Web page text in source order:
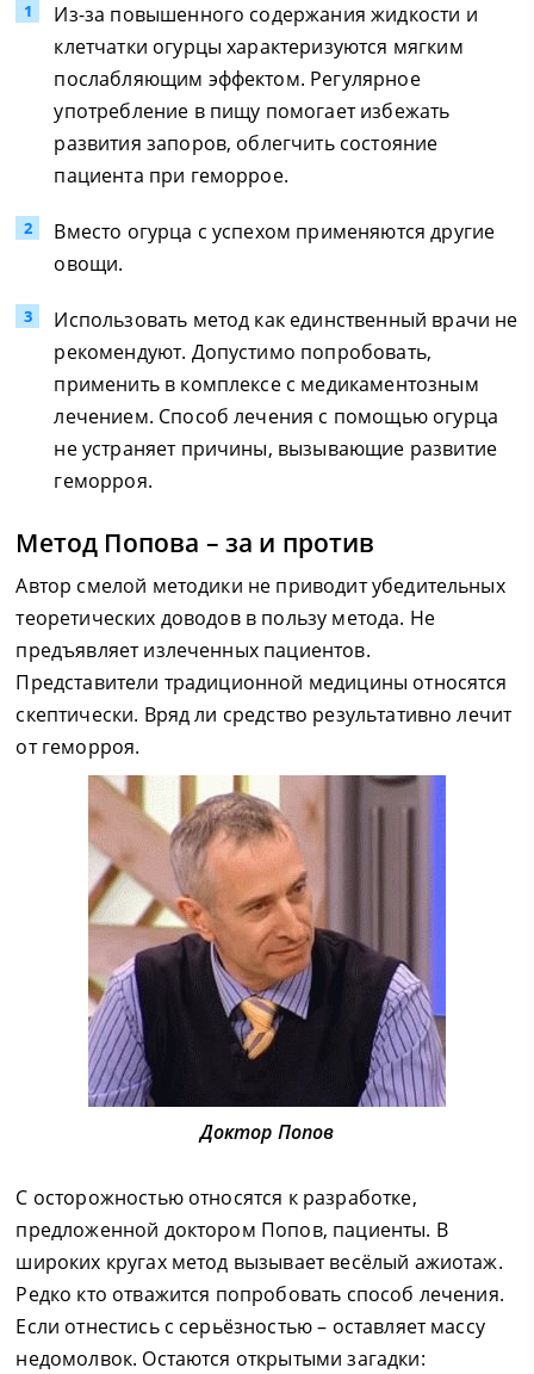
Из-за повышенного содержания жидкости и
клетчатки огурцы характеризуются мягким
послабляющим эффектом. Регулярное
употребление в пищу помогает избежать
развития запоров, облегчить состояние
пациента при геморрое.
Вместо огурца с успехом применяются другие
овощи.
Использовать метод как единственный врачи не
рекомендуют. Допустимо попробовать,
применить в комплексе с медикаментозным
лечением. Способ лечения с помощью огурца
не устраняет причины, вызывающие развитие
геморроя.
Метод Попова – за и против
Автор смелой методики не приводит убедительных
теоретических доводов в пользу метода. Не
предъявляет излеченных пациентов.
Представители традиционной медицины относятся
скептически. Вряд ли средство результативно лечит
от геморроя.
Доктор Попов
С осторожностью относятся к разработке,
предложенной доктором Попов, пациенты. В
широких кругах метод вызывает весёлый ажиотаж.
Редко кто отважится попробовать способ лечения.
Если отнестись с серьёзностью – оставляет массу
недомолвок. Остаются открытыми загадки: